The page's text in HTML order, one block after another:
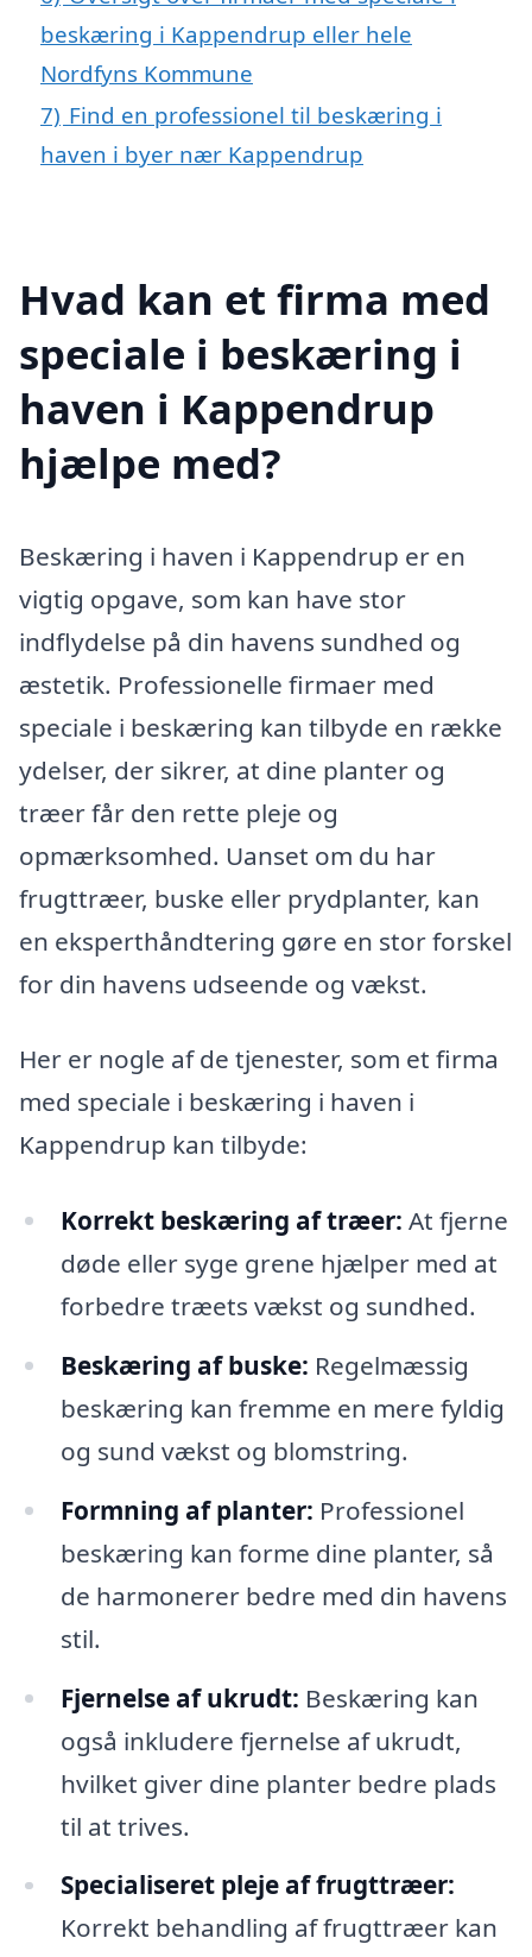
beskæring i Kappendrup eller hele
Nordfyns Kommune
7) Find en professionel til beskæring i
haven i byer nær Kappendrup
Hvad kan et firma med
speciale i beskæring i
haven i Kappendrup
hjælpe med?
Beskæring i haven i Kappendrup er en
vigtig opgave, som kan have stor
indflydelse på din havens sundhed og
æstetik. Professionelle firmaer med
speciale i beskæring kan tilbyde en række
ydelser, der sikrer, at dine planter og
træer får den rette pleje og
opmærksomhed. Uanset om du har
frugttræer, buske eller prydplanter, kan
en eksperthåndtering gøre en stor forskel
for din havens udseende og vækst.
Her er nogle af de tjenester, som et firma
med speciale i beskæring i haven i
Kappendrup kan tilbyde:
Korrekt beskæring af træer: At fjerne
døde eller syge grene hjælper med at
forbedre træets vækst og sundhed.
Beskæring af buske: Regelmæssig
beskæring kan fremme en mere fyldig
og sund vækst og blomstring.
Formning af planter: Professionel
beskæring kan forme dine planter, så
de harmonerer bedre med din havens
stil.
Fjernelse af ukrudt: Beskæring kan
også inkludere fjernelse af ukrudt,
hvilket giver dine planter bedre plads
til at trives.
Specialiseret pleje af frugttræer:
Korrekt behandling af frugttræer kan